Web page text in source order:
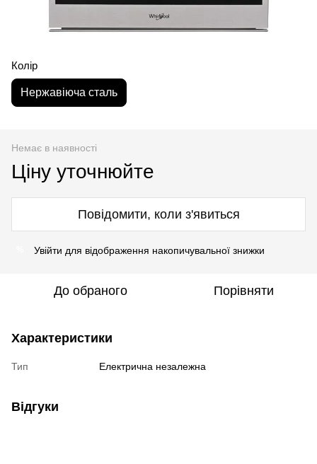
Колір
Нержавіюча сталь
Немає в наявності
Ціну уточнюйте
Повідомити, коли з'явиться
Увійти для відображення накопичувальної знижки
До обраного Порівняти
Характеристики
Тип Електрична незалежна
Відгуки